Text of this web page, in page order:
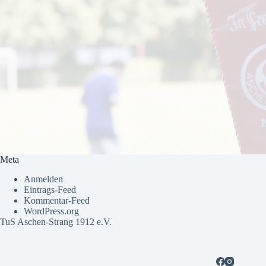
Meta
Anmelden
Eintrags-Feed
Kommentar-Feed
WordPress.org
TuS Aschen-Strang 1912 e.V.